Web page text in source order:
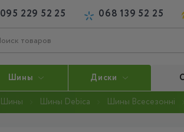
095 229 52 25 068 139 52 25
Шины Диски
Шины Шины Debica Шины Всесезонні